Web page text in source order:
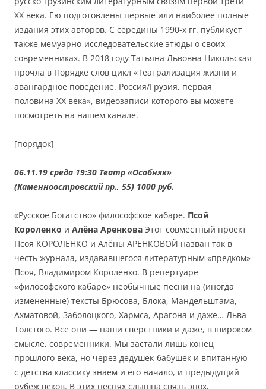
XX века. Ею подготовлены первые или наиболее полные
издания этих авторов. С середины 1990-х гг. публикует
также мемуарно-исследовательские этюды о своих
современниках. В 2018 году Татьяна Львовна Никольская
прочла в Порядке слов цикл «Театрализация жизни и
авангардное поведение. Россия/Грузия, первая
половина XX века», видеозаписи которого вы можете
посмотреть на нашем канале.
[порядок]
06.11.19 среда 19:30 Театр «Особняк»
(Каменноостровский пр., 55) 1000 руб.
«Русское Богатство» философское кабаре. Псой
Короленко и Алёна Аренкова Этот совместный проект
Псоя КОРОЛЕНКО и Алёны АРЕНКОВОЙ назван так в
честь журнала, издававшегося литературным «предком»
Псоя, Владимиром Короленко. В репертуаре
«философского кабаре» необычные песни на (иногда
измененные) тексты Брюсова, Блока, Мандельштама,
Ахматовой, Заболоцкого, Хармса, Арагона и даже… Льва
Толстого. Все они — наши сверстники и даже, в широком
смысле, современники. Мы застали лишь конец
прошлого века, но через дедушек-бабушек и впитанную
с детства классику знаем и его начало, и предыдущий
рубеж веков. В этих песнях слышна связь эпох,